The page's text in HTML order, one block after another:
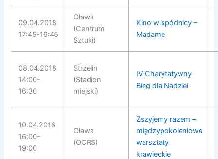
09.04.2018
17:45-19:45
Oława
(Centrum
Sztuki)
Kino w spódnicy –
Madame
08.04.2018
14:00-
16:30
Strzelin
(Stadion
miejski)
IV Charytatywny
Bieg dla Nadziei
10.04.2018
16:00-
19:00
Oława
(OCRS)
Zszyjemy razem –
międzypokoleniowe
warsztaty
krawieckie